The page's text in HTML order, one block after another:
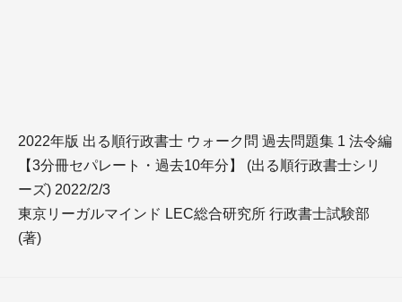
2022年版 出る順行政書士 ウォーク問 過去問題集 1 法令編
【3分冊セパレート・過去10年分】 (出る順行政書士シリ
ーズ) 2022/2/3
東京リーガルマインド LEC総合研究所 行政書士試験部
(著)